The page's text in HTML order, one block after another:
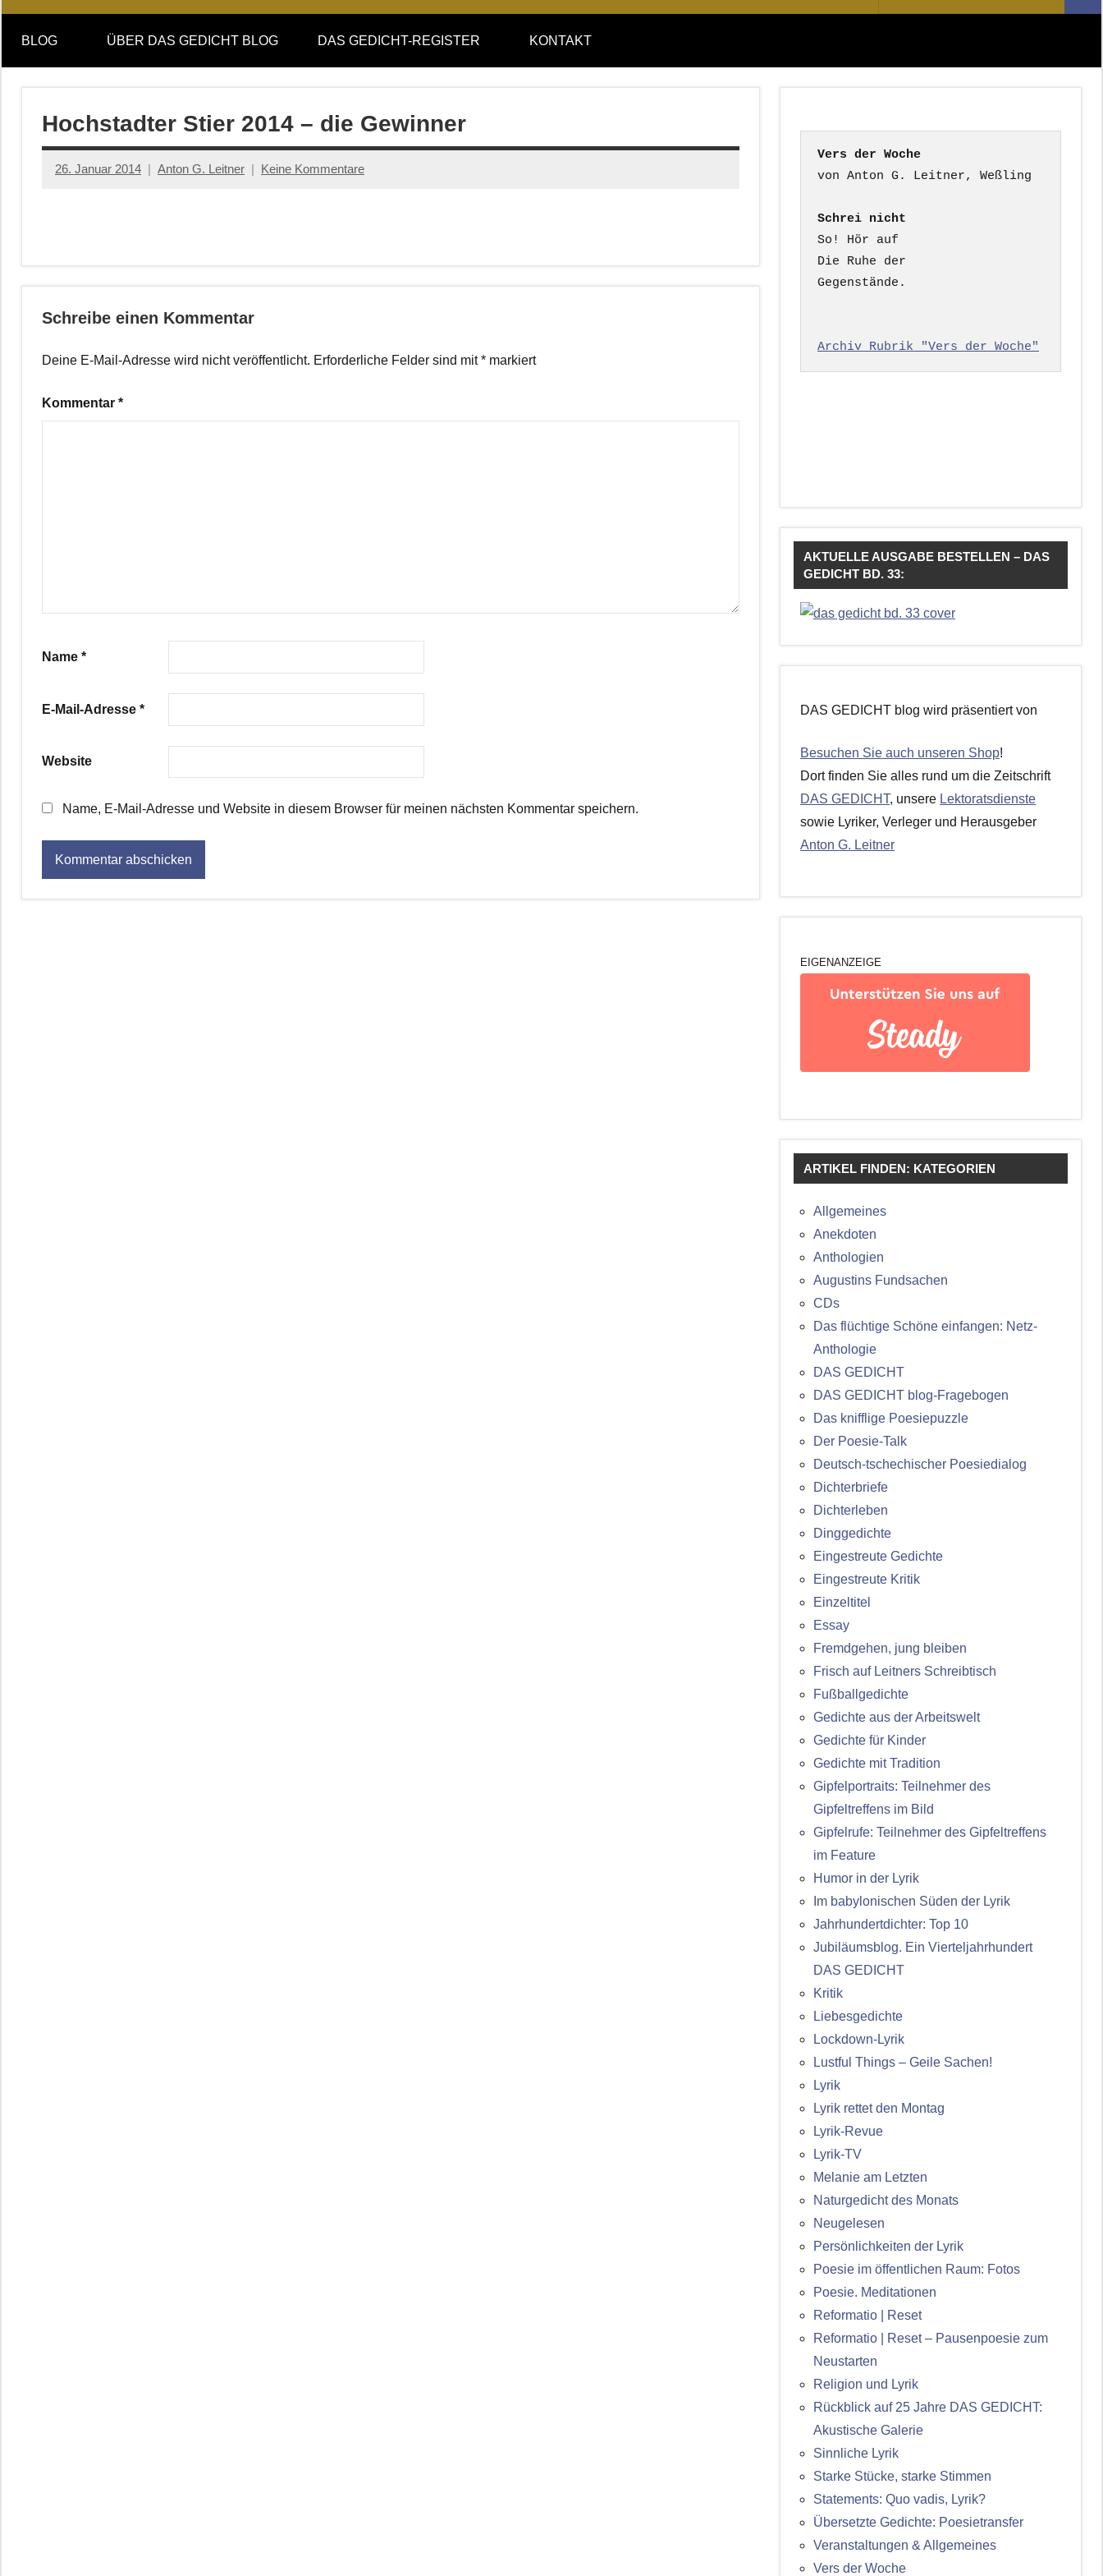
DAS
GEDICHT
blog
DAS
GEDICHT.
Zeitschrift
nach:
BLOG ÜBER DAS GEDICHT BLOG DAS GEDICHT-REGISTER KONTAKT
Hochstadter Stier 2014 – die Gewinner
26. Januar 2014 Anton G. Leitner Keine Kommentare
Schreibe einen Kommentar
Deine E-Mail-Adresse wird nicht veröffentlicht. Erforderliche Felder sind mit* markiert
Kommentar *
Name *
E-Mail-Adresse *
Website
Name, E-Mail-Adresse und Website in diesem Browser für meinen nächsten Kommentar speichern.
Vers der Woche
Schrei nicht
So! Hör auf
Die Ruhe der
Gegenstände.
Archiv Rubrik "Vers der Woche"
AKTUELLE AUSGABE BESTELLEN – DAS
GEDICHT BD. 33:
DAS GEDICHT blog wird präsentiert von
Besuchen Sie auch unseren Shop!
Dort finden Sie alles rund um die Zeitschrift
DAS GEDICHT, unsere Lektoratsdienste
sowie Lyriker, Verleger und Herausgeber
Anton G. Leitner
EIGENANZEIGE
ARTIKEL FINDEN: KATEGORIEN
Allgemeines
Anekdoten
Anthologien
Augustins Fundsachen
CDs
Das flüchtige Schöne einfangen: Netz-
Anthologie
DAS GEDICHT
DAS GEDICHT blog-Fragebogen
Das knifflige Poesiepuzzle
Der Poesie-Talk
Deutsch-tschechischer Poesiedialog
Dichterbriefe
Dichterleben
Dinggedichte
Eingestreute Gedichte
Eingestreute Kritik
Einzeltitel
Essay
Fremdgehen, jung bleiben
Frisch auf Leitners Schreibtisch
Fußballgedichte
Gedichte aus der Arbeitswelt
Gedichte für Kinder
Gedichte mit Tradition
Gipfelportraits: Teilnehmer des
Gipfeltreffens im Bild
Gipfelrufe: Teilnehmer des Gipfeltreffens
im Feature
Humor in der Lyrik
Im babylonischen Süden der Lyrik
Jahrhundertdichter: Top 10
Jubiläumsblog. Ein Vierteljahrhundert
DAS GEDICHT
Kritik
Liebesgedichte
Lockdown-Lyrik
Lustful Things – Geile Sachen!
Lyrik
Lyrik rettet den Montag
Lyrik-Revue
Lyrik-TV
Melanie am Letzten
Naturgedicht des Monats
Neugelesen
Persönlichkeiten der Lyrik
Poesie im öffentlichen Raum: Fotos
Poesie. Meditationen
Reformatio | Reset
Reformatio | Reset – Pausenpoesie zum
Neustarten
Religion und Lyrik
Rückblick auf 25 Jahre DAS GEDICHT:
Akustische Galerie
Sinnliche Lyrik
Starke Stücke, starke Stimmen
Statements: Quo vadis, Lyrik?
Übersetzte Gedichte: Poesietransfer
Veranstaltungen & Allgemeines
Vers der Woche